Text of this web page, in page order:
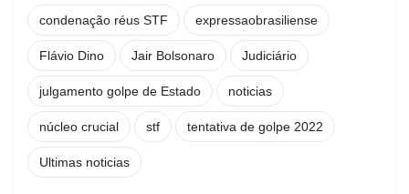
condenação réus STF expressaobrasiliense
Flávio Dino Jair Bolsonaro Judiciário
julgamento golpe de Estado noticias
núcleo crucial stf tentativa de golpe 2022
Ultimas noticias